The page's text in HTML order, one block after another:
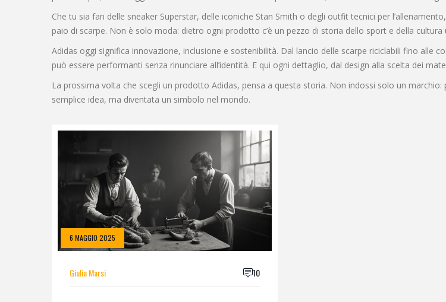
Che tu sia fan delle sneaker Superstar, delle iconiche Stan Smith o degli outfit tecnici per
paio di scarpe. Non è solo moda: dietro ogni prodotto c’è un pezzo di storia dello sport e della cultura
Adidas oggi significa innovazione, inclusione e sostenibilità. Dal lancio delle scarpe riciclabili fino alle
può essere performanti senza rinunciare all’identità. E qui ogni dettaglio, dal design alla scelta dei
La prossima volta che scegli un prodotto Adidas, pensa a questa storia. Non indossi solo un
semplice idea, ma diventata un simbolo nel mondo.
6 MAGGIO 2025
Giulia Marsi 10